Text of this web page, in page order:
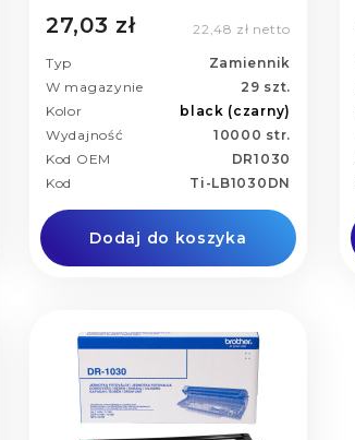
27,03 zł 22,48 zł netto
Typ
Zamiennik
W magazynie
29 szt.
Kolor
black (czarny)
Wydajność
10000 str.
Kod OEM
DR1030
Kod
Ti-LB1030DN
Dodaj do koszyka